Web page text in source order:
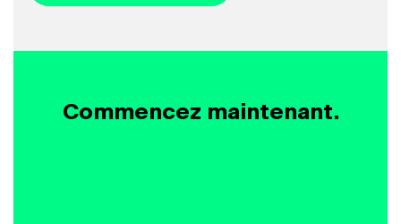
Commencez maintenant.